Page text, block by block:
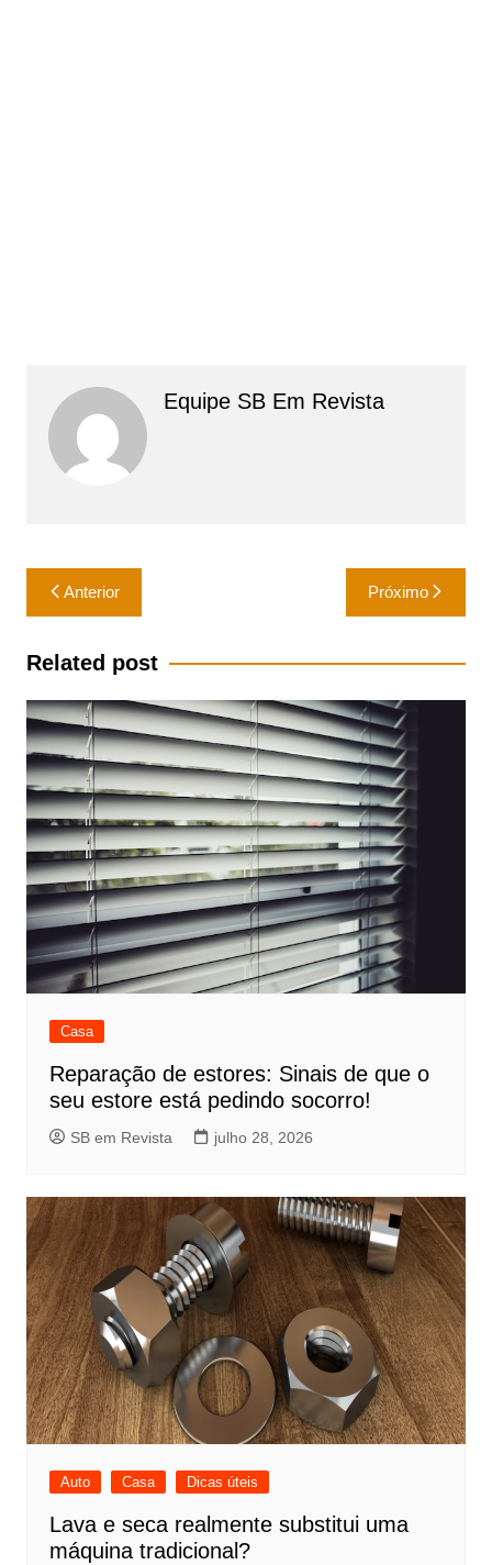
Equipe SB Em Revista
Navegação
de
Post
Anterior Próximo
Related post
Casa
Reparação de estores: Sinais de que o
seu estore está pedindo socorro!
SB em Revista julho 28, 2026
Auto Casa Dicas úteis
Lava e seca realmente substitui uma
máquina tradicional?